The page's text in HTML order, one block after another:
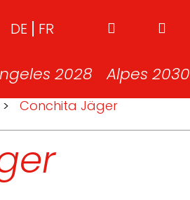
DE FR
2028 Alpes 2030
> Conchita Jäger